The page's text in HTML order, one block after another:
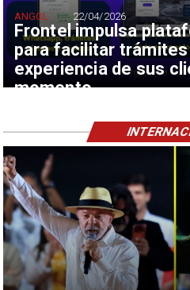
Frontel impulsa
para facilitar
experiencia de sus
momento
ANGOL 22/04/2026